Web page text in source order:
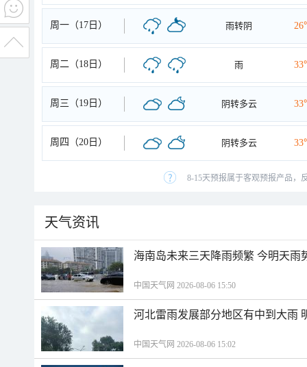
周一（17日） 雨转阴
周二（18日） 雨
周三（19日） 阴转多云
周四（20日） 阴转多云
8-15天预报属于客观预报产品，
天气资讯
海南岛未来三天降雨频繁 今明天雨
中国天气网 2026-08-06 15:50
河北雷雨发展部分地区有中到大雨
中国天气网 2026-08-06 15:02